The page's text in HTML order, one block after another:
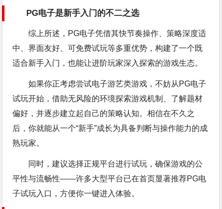
PG电子是新手入门的不二之选
综上所述，PG电子凭借其快节奏操作、策略深度适
中、界面友好、可免费试玩等多重优势，构建了一个既
适合新手入门，也能让进阶玩家深入探索的游戏生态。
如果你正考虑尝试电子游艺类游戏，不妨从PG电子
试玩开始，借助无风险的环境探索游戏机制、了解题材
偏好，并逐步建立起自己的策略认知。相信在不久之
后，你就能从一个“新手”成长为具备判断与操作能力的成
熟玩家。
同时，建议选择正规平台进行试玩，确保游戏的公
平性与流畅性——许多大型平台已在首页显著推荐PG电
子试玩入口，方便你一键进入体验。